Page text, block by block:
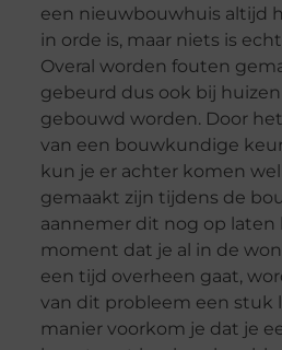
een nieuwbouwhuis altijd
in orde is, maar niets is
Overal worden fouten
gebeurd dus ook bij
gebouwd worden. Door
van een bouwkundige
kun je er achter komen
gemaakt zijn tijdens de
aannemer dit nog op laten
moment dat je al in de
een tijd overheen gaat,
van dit probleem een stuk
manier voorkom je dat je